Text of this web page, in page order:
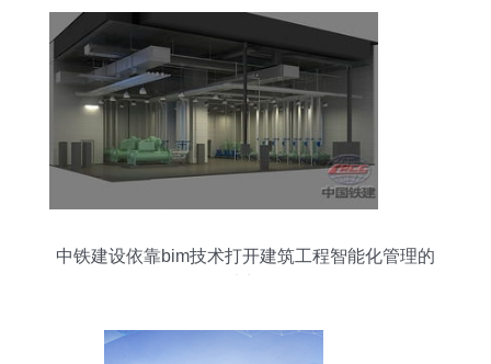
中铁建设依靠bim技术打开建筑工程智能化管理的